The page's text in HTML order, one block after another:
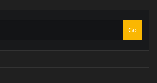
Go